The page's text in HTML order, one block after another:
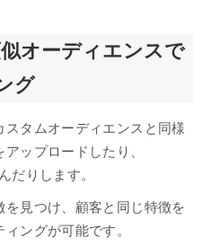
オーディエンスで
グ
タムオーディエンスと同様
ップロードしたり、
だりします。
見つけ、顧客と同じ特徴を
ングが可能です。